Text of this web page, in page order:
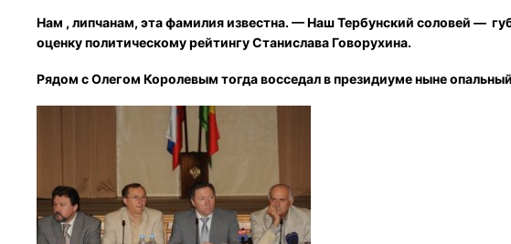
Нам , липчанам, эта фамилия известна. — Наш Тербунский соловей —
оценку политическому рейтингу Станислава Говорухина.
Рядом с Олегом Королевым тогда восседал в президиуме ныне